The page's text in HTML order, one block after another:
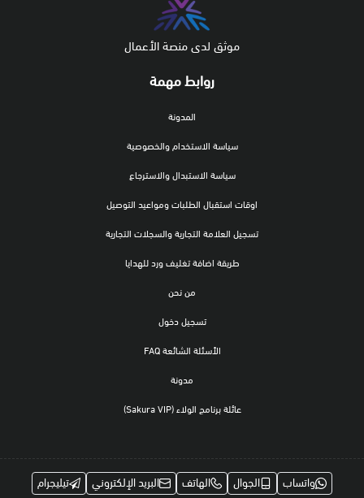
روابط مهمة
المدونة
سياسة الاستخدام والخصوصية
سياسة الاستبدال والاسترجاع
اوقات استقبال الطلبات ومواعيد التوصيل
تسجيل العلامة التجارية والسجلات التجارية
طريقة اضافة تغليف ورد للهدايا
من نحن
تسجيل دخول
الأسئلة الشائعة FAQ
مدونة
عائلة برنامج الولاء (Sakura VIP)
موثق لدى منصة الأعمال
واتساب الجوال الهاتف البريد الإلكتروني تيليجرام